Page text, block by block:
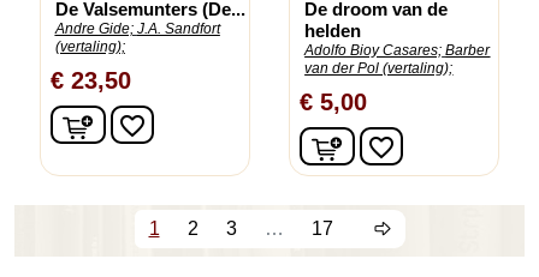
De Valsemunters (De...
Andre Gide; J.A. Sandfort
(vertaling);
€ 23,50
In winkelwagen
favorite_border
De droom van de
helden
Adolfo Bioy Casares; Barber
van der Pol (vertaling);
€ 5,00
In winkelwagen
favorite_border
1 2 3 … 17